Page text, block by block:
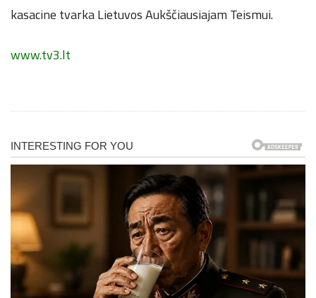
kasacine tvarka Lietuvos Aukščiausiajam Teismui.
www.tv3.lt